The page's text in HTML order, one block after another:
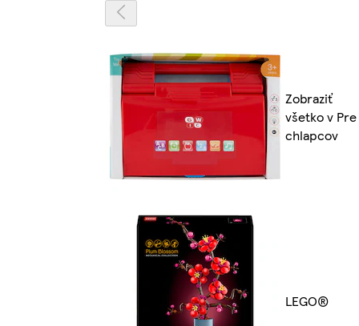
Zobraziť
všetko v Pre
chlapcov
LEGO®